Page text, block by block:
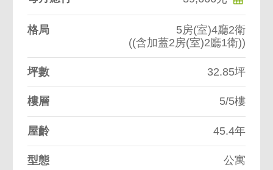
格局
5房(室)4廳2衛
((含加蓋2房(室)2廳1衛))
坪數 32.85坪
樓層 5/5樓
屋齡 45.4年
型態 公寓